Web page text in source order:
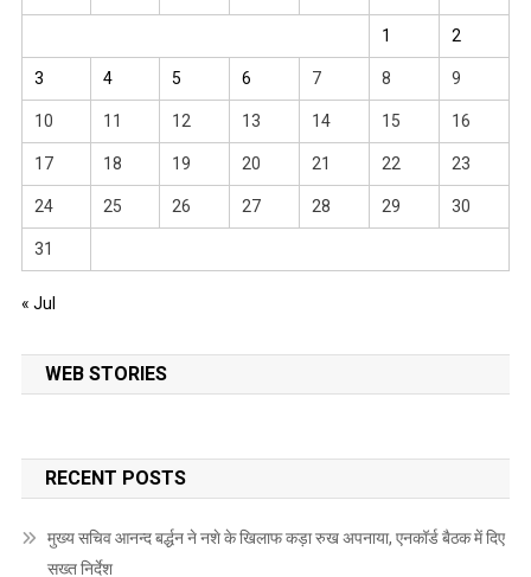
1 2
3 4 5 6 7 8 9
10 11 12 13 14 15 16
17 18 19 20 21 22 23
24 25 26 27 28 29 30
31
« Jul
WEB STORIES
RECENT POSTS
मुख्य सचिव आनन्द बर्द्धन ने नशे के खिलाफ कड़ा रुख अपनाया, एनकॉर्ड बैठक में दिए
सख्त निर्देश